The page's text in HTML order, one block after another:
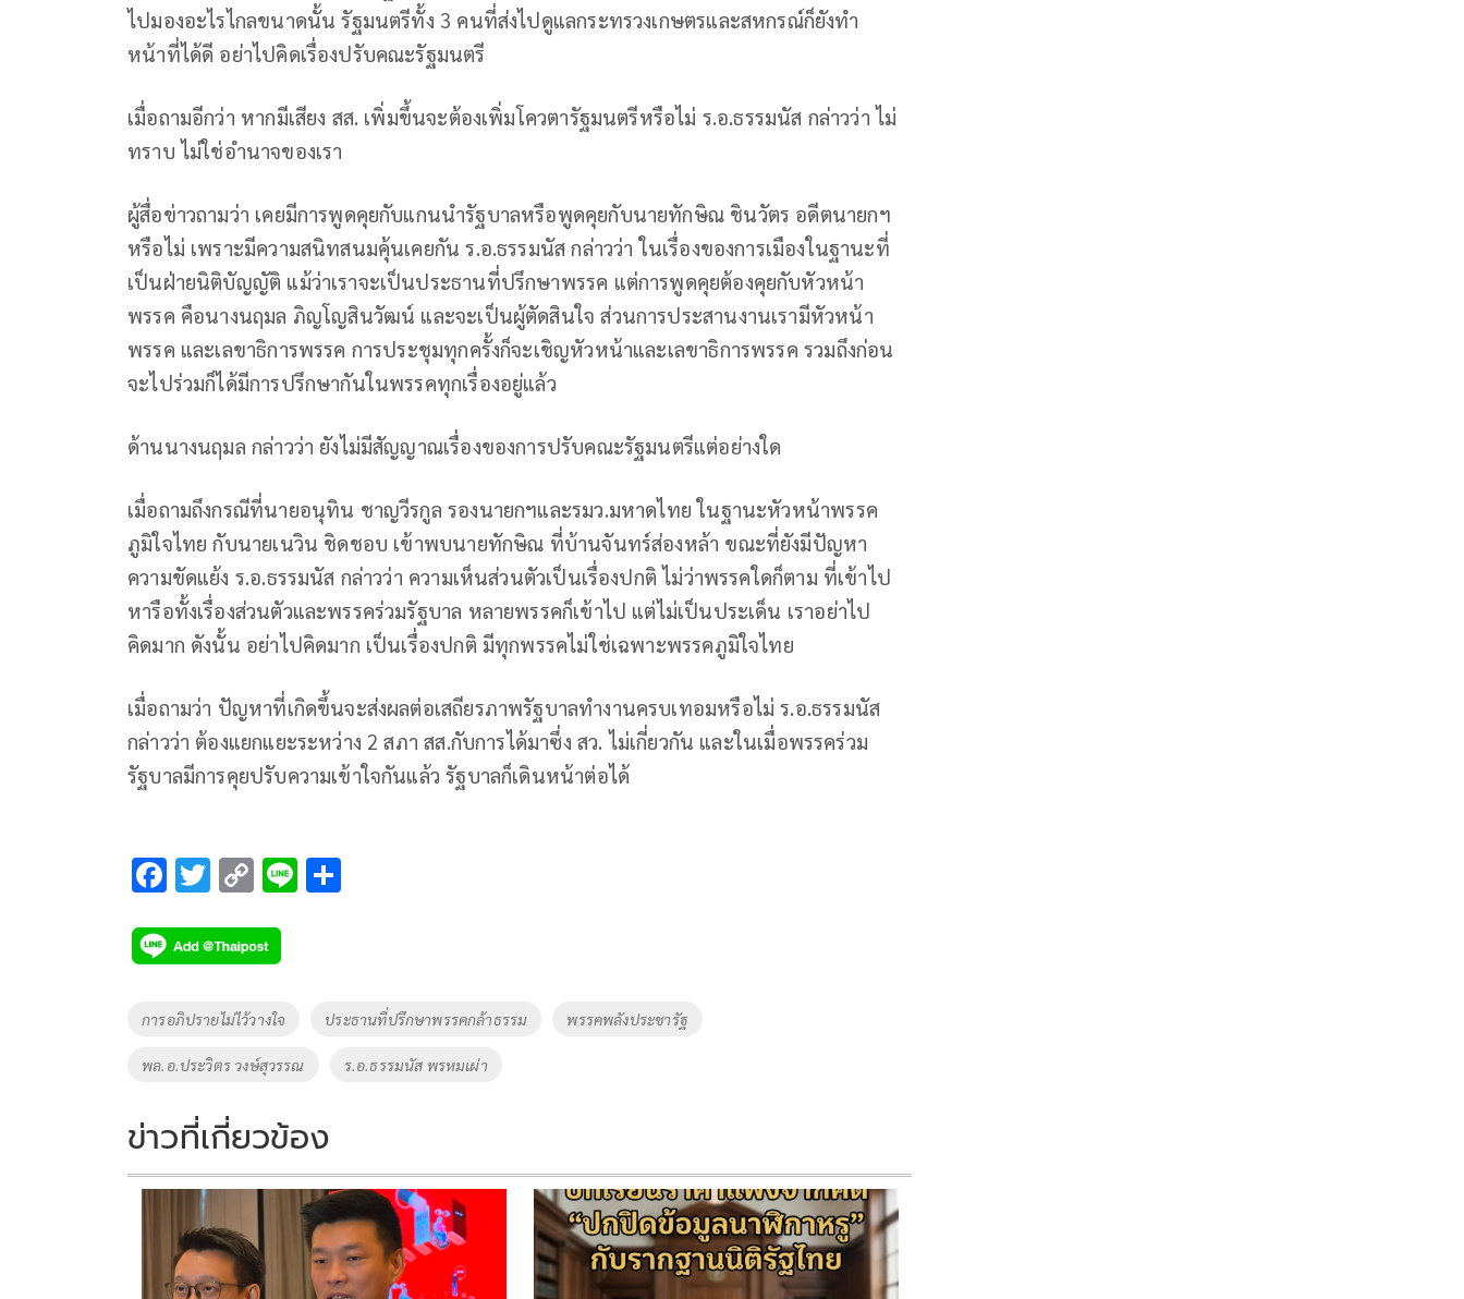
ไปมองอะไรไกลขนาดนั้น รัฐมนตรีทั้ง 3 คนที่ส่งไปดูแลกระทรวงเกษตรและสหกรณ์ก็ยังทำ
หน้าที่ได้ดี อย่าไปคิดเรื่องปรับคณะรัฐมนตรี
เมื่อถามอีกว่า หากมีเสียง สส. เพิ่มขึ้นจะต้องเพิ่มโควตารัฐมนตรีหรือไม่ ร.อ.ธรรมนัส กล่าวว่า ไม่
ทราบ ไม่ใช่อำนาจของเรา
ผู้สื่อข่าวถามว่า เคยมีการพูดคุยกับแกนนำรัฐบาลหรือพูดคุยกับนายทักษิณ ชินวัตร อดีตนายกฯ
หรือไม่ เพราะมีความสนิทสนมคุ้นเคยกัน ร.อ.ธรรมนัส กล่าวว่า ในเรื่องของการเมืองในฐานะที่
เป็นฝ่ายนิติบัญญัติ แม้ว่าเราจะเป็นประธานที่ปรึกษาพรรค แต่การพูดคุยต้องคุยกับหัวหน้า
พรรค คือนางนฤมล ภิญโญสินวัฒน์ และจะเป็นผู้ตัดสินใจ ส่วนการประสานงานเรามีหัวหน้า
พรรค และเลขาธิการพรรค การประชุมทุกครั้งก็จะเชิญหัวหน้าและเลขาธิการพรรค รวมถึงก่อน
จะไปร่วมก็ได้มีการปรึกษากันในพรรคทุกเรื่องอยู่แล้ว
ด้านนางนฤมล กล่าวว่า ยังไม่มีสัญญาณเรื่องของการปรับคณะรัฐมนตรีแต่อย่างใด
เมื่อถามถึงกรณีที่นายอนุทิน ชาญวีรกูล รองนายกฯและรมว.มหาดไทย ในฐานะหัวหน้าพรรค
ภูมิใจไทย กับนายเนวิน ชิดชอบ เข้าพบนายทักษิณ ที่บ้านจันทร์ส่องหล้า ขณะที่ยังมีปัญหา
ความขัดแย้ง ร.อ.ธรรมนัส กล่าวว่า ความเห็นส่วนตัวเป็นเรื่องปกติ ไม่ว่าพรรคใดก็ตาม ที่เข้าไป
หารือทั้งเรื่องส่วนตัวและพรรคร่วมรัฐบาล หลายพรรคก็เข้าไป แต่ไม่เป็นประเด็น เราอย่าไป
คิดมาก ดังนั้น อย่าไปคิดมาก เป็นเรื่องปกติ มีทุกพรรคไม่ใช่เฉพาะพรรคภูมิใจไทย
เมื่อถามว่า ปัญหาที่เกิดขึ้นจะส่งผลต่อเสถียรภาพรัฐบาลทำงานครบเทอมหรือไม่ ร.อ.ธรรมนัส
กล่าวว่า ต้องแยกแยะระหว่าง 2 สภา สส.กับการได้มาซึ่ง สว. ไม่เกี่ยวกัน และในเมื่อพรรคร่วม
รัฐบาลมีการคุยปรับความเข้าใจกันแล้ว รัฐบาลก็เดินหน้าต่อได้
F
e
b
o
k
T
tt
er
C
p
y
Li
n
k
Li
Tags
การอภิปรายไม่ไว้วางใจ ประธานที่ปรึกษาพรรคกล้าธรรม พรรคพลังประชารัฐ
พล.อ.ประวิตร วงษ์สุวรรณ ร.อ.ธรรมนัส พรหมเผ่า
ข่าวที่เกี่ยวข้อง